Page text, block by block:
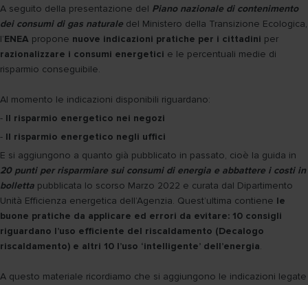
A seguito della presentazione del Piano nazionale di contenimento
dei consumi di gas naturale del Ministero della Transizione Ecologica,
l’ENEA propone nuove indicazioni pratiche per i cittadini per
razionalizzare i consumi energetici e le percentuali medie di
risparmio conseguibile.
Al momento le indicazioni disponibili riguardano:
- Il risparmio energetico nei negozi
- Il risparmio energetico negli uffici
E si aggiungono a quanto già pubblicato in passato, cioè la guida in
20 punti per risparmiare sui consumi di energia e abbattere i costi in
bolletta pubblicata lo scorso Marzo 2022 e curata dal Dipartimento
Unità Efficienza energetica dell’Agenzia. Quest’ultima contiene le
buone pratiche da applicare ed errori da evitare: 10 consigli
riguardano l’uso efficiente del riscaldamento (Decalogo
riscaldamento) e altri 10 l’uso ‘intelligente’ dell’energia.
A questo materiale ricordiamo che si aggiungono le indicazioni legate